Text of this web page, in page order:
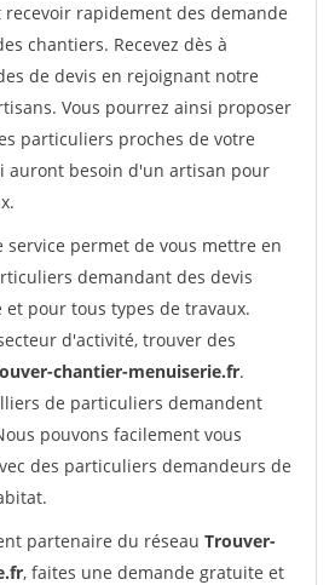
rapidement des demande
chantiers. Recevez dès à
de devis en rejoignant notre
Vous pourrez ainsi proposer
particuliers proches de votre
auront besoin d'un artisan pour
permet de vous mettre en
demandant des devis
et pour tous types de travaux.
d'activité, trouver des
chantier-menuiserie.fr.
de particuliers demandent
pouvons facilement vous
des particuliers demandeurs de
partenaire du réseau Trouver-
, faites une demande gratuite et